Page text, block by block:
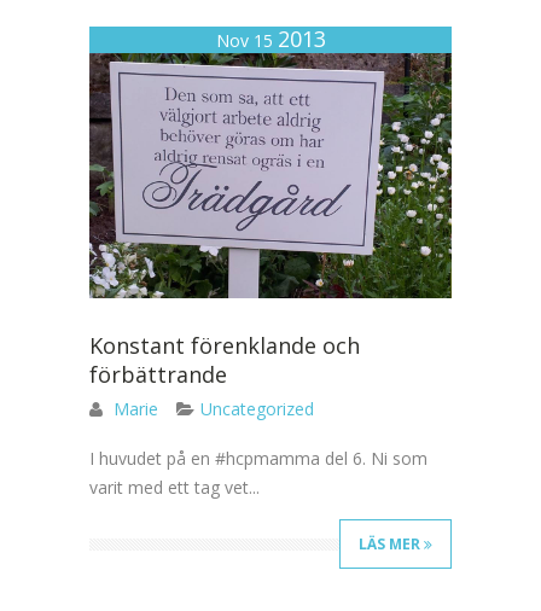
Nov 15 2013
Konstant förenklande och
förbättrande
Marie Uncategorized
I huvudet på en #hcpmamma del 6. Ni som
varit med ett tag vet...
LÄS MER